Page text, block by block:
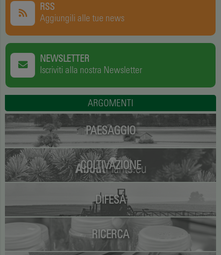
RSS
Aggiungili alle tue news
NEWSLETTER
Iscriviti alla nostra Newsletter
ARGOMENTI
PAESAGGIO
COLTIVAZIONE
DIFESA
RICERCA